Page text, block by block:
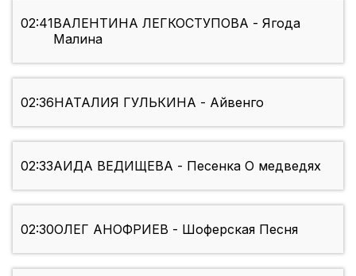
02:41ВАЛЕНТИНА ЛЕГКОСТУПОВА - Ягода
Малина
02:36НАТАЛИЯ ГУЛЬКИНА - Айвенго
02:33АИДА ВЕДИЩЕВА - Песенка О медведях
02:30ОЛЕГ АНОФРИЕВ - Шоферская Песня